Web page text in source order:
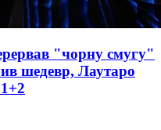
"чорну смугу"
шедевр, Лаутаро